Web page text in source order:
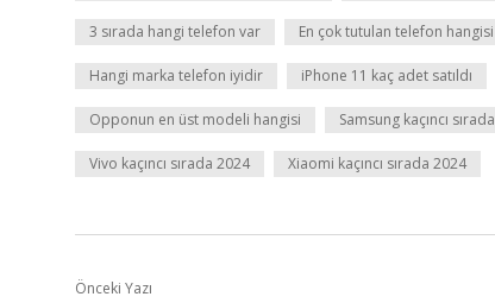
3 sırada hangi telefon var En çok tutulan telefon hangisi
Hangi marka telefon iyidir iPhone 11 kaç adet satıldı
Opponun en üst modeli hangisi Samsung kaçıncı sırada
Vivo kaçıncı sırada 2024 Xiaomi kaçıncı sırada 2024
Önceki Yazı